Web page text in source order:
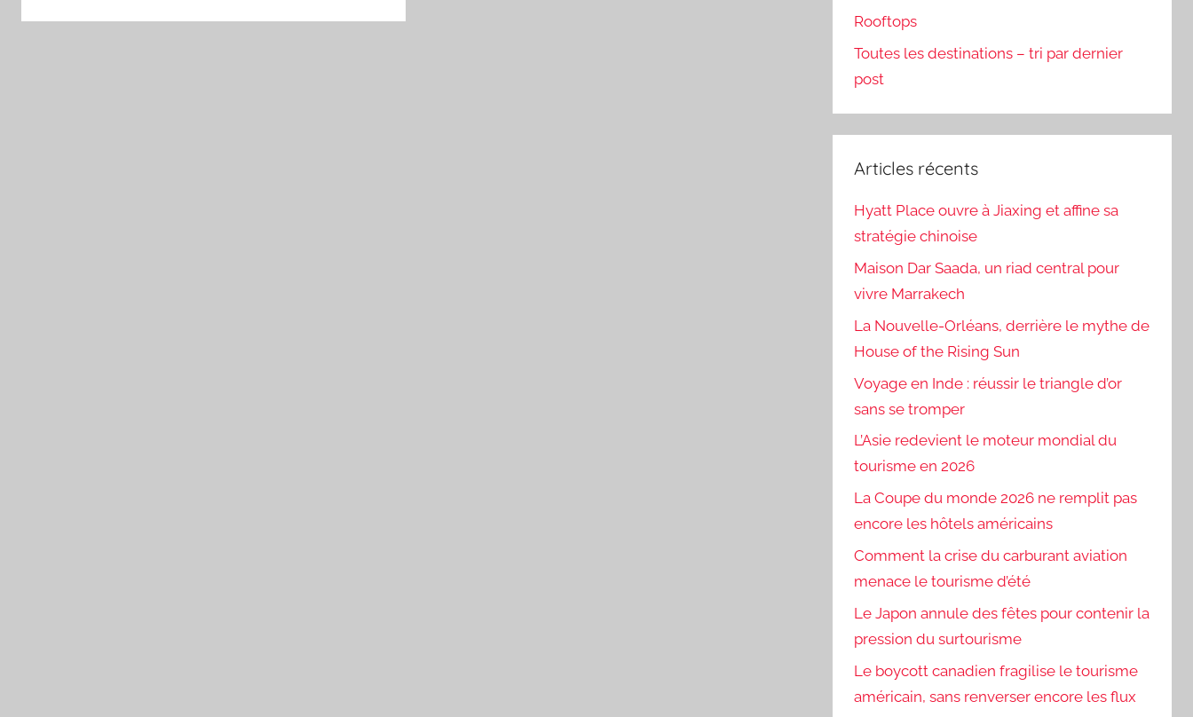
Rooftops
Toutes les destinations – tri par dernier
post
Articles récents
Hyatt Place ouvre à Jiaxing et affine sa
stratégie chinoise
Maison Dar Saada, un riad central pour
vivre Marrakech
La Nouvelle-Orléans, derrière le mythe de
House of the Rising Sun
Voyage en Inde : réussir le triangle d’or
sans se tromper
L’Asie redevient le moteur mondial du
tourisme en 2026
La Coupe du monde 2026 ne remplit pas
encore les hôtels américains
Comment la crise du carburant aviation
menace le tourisme d’été
Le Japon annule des fêtes pour contenir la
pression du surtourisme
Le boycott canadien fragilise le tourisme
américain, sans renverser encore les flux